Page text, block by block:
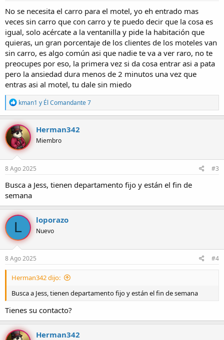
:
No se necesita el carro para el motel, yo eh entrado mas
veces sin carro que con carro y te puedo decir que la cosa es
igual, solo acércate a la ventanilla y pide la habitación que
quieras, un gran porcentaje de los clientes de los moteles van
sin carro, es algo común asi que nadie te va a ver raro, no te
preocupes por eso, la primera vez si da cosa entrar asi a pata
pero la ansiedad dura menos de 2 minutos una vez que
entras asi al motel, tu dale sin miedo
R
e
a
c
c
i
o
n
e
s
kman1 y Él Comandante 7
Herman342
Miembro
8 Ago 2025 #3
Busca a Jess, tienen departamento fijo y están el fin de
semana
L loporazo
Nuevo
8 Ago 2025 #4
Herman342 dijo:
Busca a Jess, tienen departamento fijo y están el fin de semana
Tienes su contacto?
Herman342